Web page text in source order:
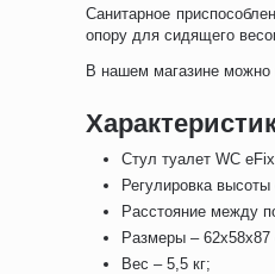
Санитарное
опору для сидящего
В нашем магазине можно
Стул туалет WC
Регулировка
Расстояние между
Размеры – 62х58х87
Вес – 5,5 кг;